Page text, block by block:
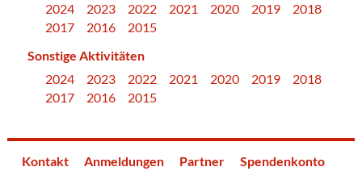
2024
2023 2022 2021 2020 2019
2018
2017
2016
2015
Sonstige Aktivitäten
2024
2023 2022 2021 2020 2019
2018
2017
2016 2015
Kontakt Anmeldungen Partner
Spendenkonto